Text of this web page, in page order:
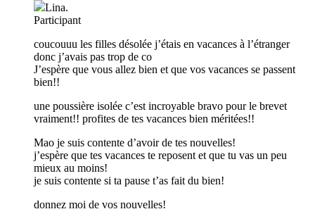
Lina.
Participant
coucouuu les filles désolée j’étais en vacances à l’étranger
donc j’avais pas trop de co
J’espère que vous allez bien et que vos vacances se passent
bien!!
une poussière isolée c’est incroyable bravo pour le brevet
vraiment!! profites de tes vacances bien méritées!!
Mao je suis contente d’avoir de tes nouvelles!
j’espère que tes vacances te reposent et que tu vas un peu
mieux au moins!
je suis contente si ta pause t’as fait du bien!
donnez moi de vos nouvelles!